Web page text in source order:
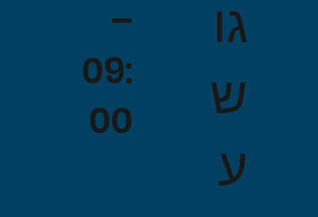
–
09:
00
גו
ש
ע